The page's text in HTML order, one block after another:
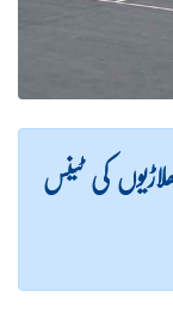
کی ٹینس